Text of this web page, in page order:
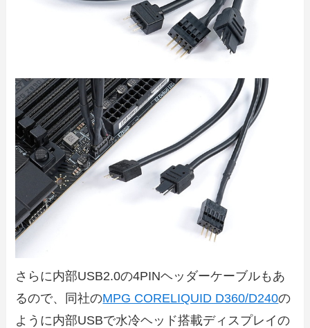
さらに内部USB2.0の4PINヘッダーケーブルもあ
るので、同社のMPG CORELIQUID D360/D240の
ように内部USBで水冷ヘッド搭載ディスプレイの